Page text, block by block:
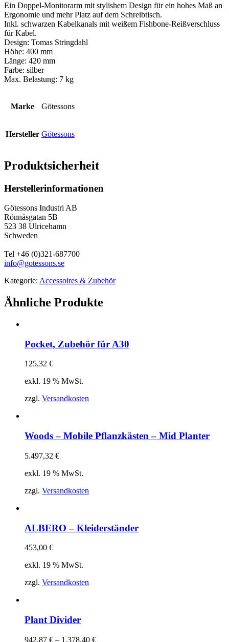
Ein Doppel-Monitorarm mit stylishem Design für ein hohes Maß an
Ergonomie und mehr Platz auf dem Schreibtisch.
Inkl. schwarzen Kabelkanals mit weißem Fishbone-Reißverschluss
für Kabel.
Design: Tomas Stringdahl
Höhe: 400 mm
Länge: 420 mm
Farbe: silber
Max. Belastung: 7 kg
Marke Götessons
Hersteller Götessons
Produktsicherheit
Herstellerinformationen
Götessons Industri AB
Rönnåsgatan 5B
523 38 Ulricehamn
Schweden
Tel +46 (0)321-687700
info@gotessons.se
Kategorie: Accessoires & Zubehör
Ähnliche Produkte
Pocket, Zubehör für A30
125,32 €
exkl. 19 % MwSt.
zzgl. Versandkosten
Woods – Mobile Pflanzkästen – Mid Planter
5.497,32 €
exkl. 19 % MwSt.
zzgl. Versandkosten
ALBERO – Kleiderständer
453,00 €
exkl. 19 % MwSt.
zzgl. Versandkosten
Plant Divider
942,87 € – 1.378,40 €